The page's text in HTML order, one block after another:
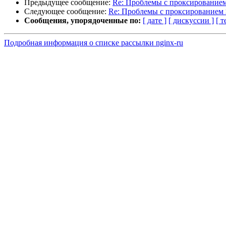
Предыдущее сообщение: Re: Проблемы с
Следующее сообщение: Re: Проблемы с проксированием
Сообщения, упорядоченные по: [ дате ] [ дискуссии ] [
Подробная информация о списке рассылки nginx-ru